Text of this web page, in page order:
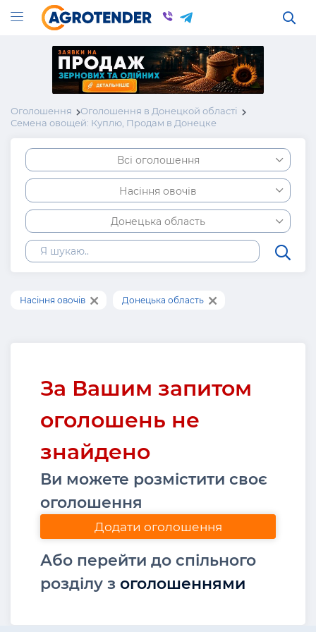
Оголошення
Оголошення в Донецкой області
Семена овощей: Куплю, Продам в Донецке
Всі оголошення
Насіння овочів
Донецька область
Насіння овочів Донецька область
За Вашим запитом
оголошень не
знайдено
Ви можете розмістити своє
оголошення
Додати оголошення
Або перейти до спільного
розділу з оголошеннями